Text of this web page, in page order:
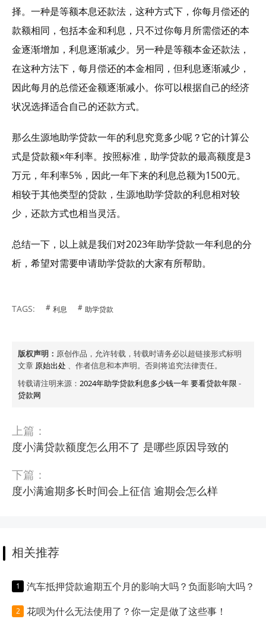
择。一种是等额本息还款法，这种方式下，你每月偿还的
款额相同，包括本金和利息，只不过你每月所需偿还的本
金逐渐增加，利息逐渐减少。另一种是等额本金还款法，
在这种方法下，每月偿还的本金相同，但利息逐渐减少，
因此每月的总偿还金额逐渐减小。你可以根据自己的经济
状况选择适合自己的还款方式。
那么生源地助学贷款一年的利息究竟多少呢？它的计算公
式是贷款额×年利率。按照标准，助学贷款的最高额度是3
万元，年利率5%，因此一年下来的利息总额为1500元。
相较于其他类型的贷款，生源地助学贷款的利息相对较
少，还款方式也相当灵活。
总结一下，以上就是我们对2023年助学贷款一年利息的分
析，希望对需要申请助学贷款的大家有所帮助。
TAGS: 利息 助学贷款
版权声明： 原创作品，允许转载，转载时请务必以超链接形式标明
文章 原始出处 、作者信息和本声明。否则将追究法律责任。
转载请注明来源： 2024年助学贷款利息多少钱一年 要看贷款年限 -
贷款网
上篇：
度小满贷款额度怎么用不了 是哪些原因导致的
下篇：
度小满逾期多长时间会上征信 逾期会怎么样
相关推荐
汽车抵押贷款逾期五个月的影响大吗？负面影响大吗？
花呗为什么无法使用了？你一定是做了这些事！